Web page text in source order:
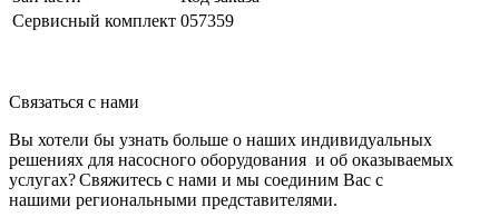
Сервисный комплект 057359
Связаться с нами
Вы хотели бы узнать больше о наших индивидуальных
решениях для насосного оборудования и об оказываемых
услугах? Свяжитесь с нами и мы соединим Вас с
нашими региональными представителями.